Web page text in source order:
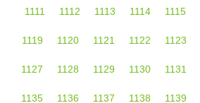
1111 1112 1113 1114 1115
1119 1120 1121 1122 1123
1127 1128 1129 1130 1131
1135 1136 1137 1138 1139